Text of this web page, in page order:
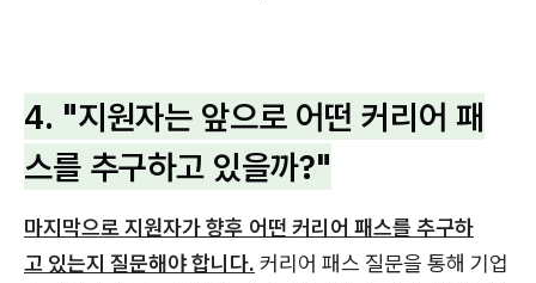
4. "지원자는 앞으로 어떤 커리어 패
스를 추구하고 있을까?"
마지막으로 지원자가 향후 어떤 커리어 패스를 추구하
고 있는지 질문해야 합니다. 커리어 패스 질문을 통해 기업